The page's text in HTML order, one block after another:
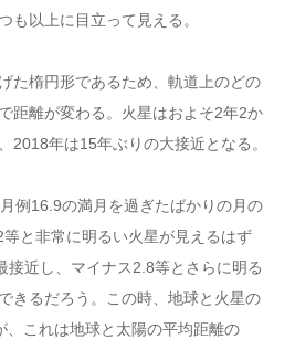
も以上に目立って見える。
た楕円形であるため、軌道上のどの
距離が変わる。火星はおよそ2年2か
2018年は15年ぶりの大接近となる。
例16.9の満月を過ぎたばかりの月の
と非常に明るい火星が見えるはず
接近し、マイナス2.8等とさらに明る
きるだろう。この時、地球と火星の
、これは地球と太陽の平均距離の